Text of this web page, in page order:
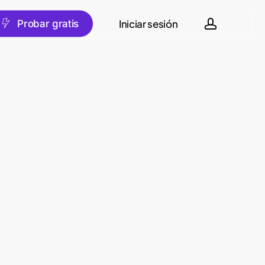
Probar gratis Iniciar sesión account